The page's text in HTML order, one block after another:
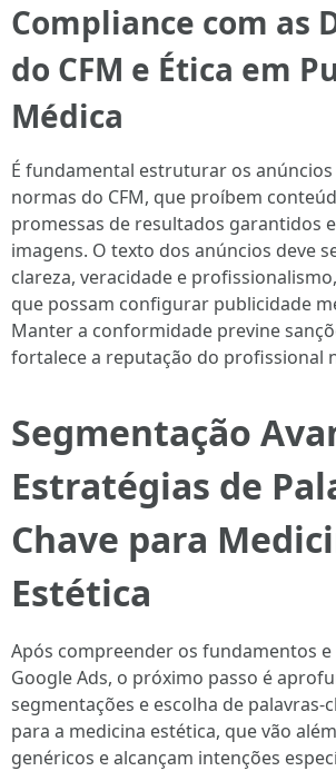
Compliance com as
do CFM e Ética em
Médica
É fundamental estruturar os
normas do CFM, que proíbem
promessas de resultados garantidos
imagens. O texto dos anúncios deve
clareza, veracidade e
que possam configurar publicidade
Manter a conformidade previne
fortalece a reputação do profissional
Segmentação
Estratégias de
Chave para
Estética
Após compreender os fundamentos
Google Ads, o próximo passo é
segmentações e escolha de palavras-
para a medicina estética, que vão
genéricos e alcançam intenções